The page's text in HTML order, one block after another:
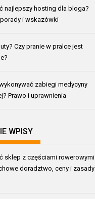
najlepszy hosting dla bloga?
i wskazówki
Czy pranie w pralce jest
zabiegi medycyny
Prawo i uprawnienia
WPISY
sklep z częściami
doradztwo, ceny i zasady